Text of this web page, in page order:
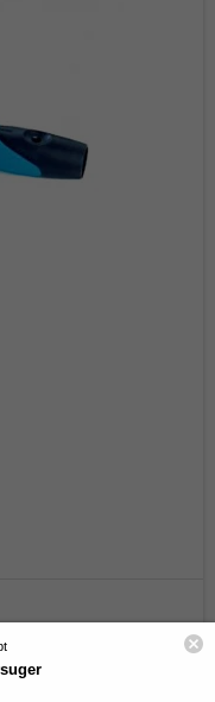
ordre
på de skarpeste
produkter fra I-Team
markedsføring via email